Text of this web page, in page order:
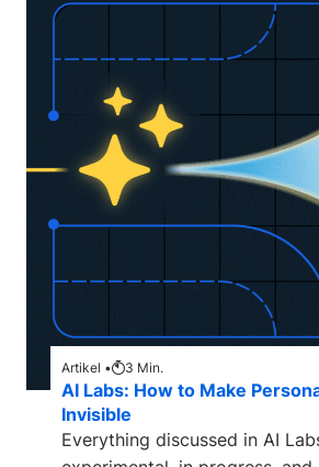
Artikel • 3 Min.
AI Labs: How to Make
Invisible
Everything discussed in AI